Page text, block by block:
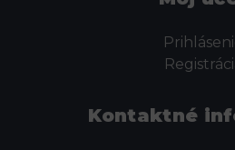
Kontaktné